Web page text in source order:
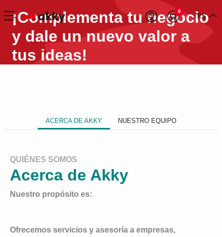
0
ES
¡Complementa tu negocio
y dale un nuevo valor a
tus ideas!
ACERCA DE AKKY NUESTRO EQUIPO
QUIÉNES SOMOS
Acerca de Akky
Nuestro propósito es:
Ofrecemos servicios y asesoría a empresas,